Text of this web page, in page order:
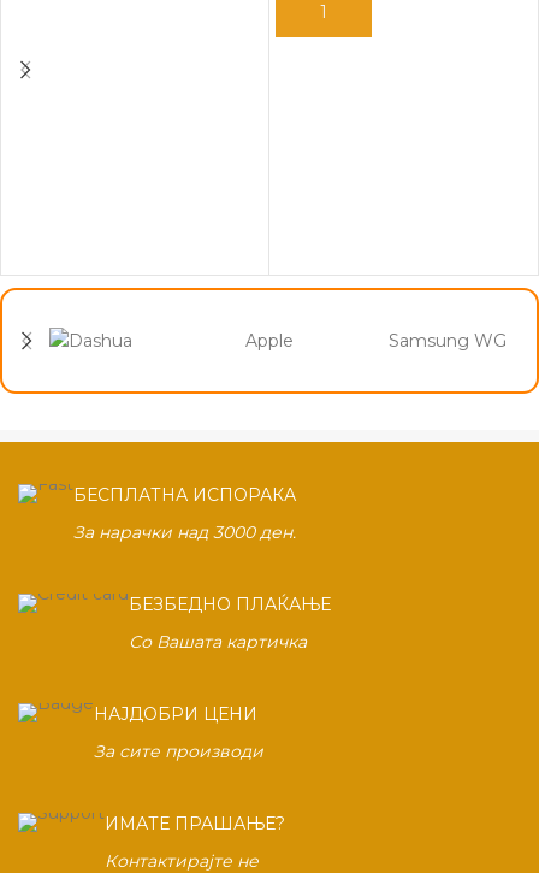
ДОДАЈ ВО КОШНИЦА
Apple Samsung WG
БЕСПЛАТНА ИСПОРАКА
За нарачки над 3000 ден.
БЕЗБЕДНО ПЛАЌАЊЕ
Со Вашата картичка
НАЈДОБРИ ЦЕНИ
За сите производи
ИМАТЕ ПРАШАЊЕ?
Контактирајте не